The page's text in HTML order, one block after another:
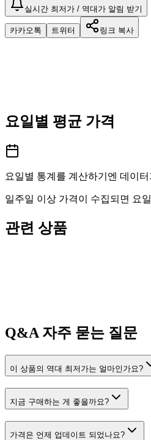
실시간 최저가 / 역대가 알림 받기
카카오톡 트위터 링크 복사
요일별 평균 가격
요일별 통계를 계산하기엔 데이
일주일 이상 가격이 수집되면 요
관련 상품
Q&A자주 묻는 질문
이 상품의 역대 최저가는 얼마인가요?
지금 구매하는 게 좋을까요?
가격은 언제 업데이트 되었나요?